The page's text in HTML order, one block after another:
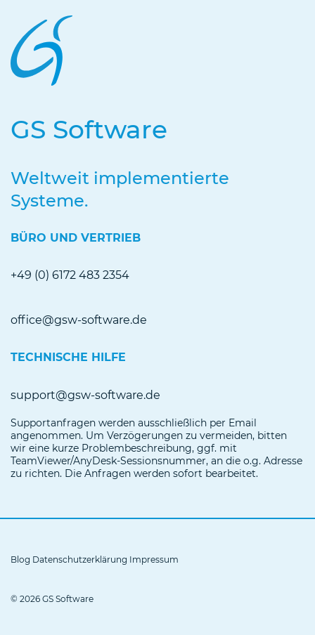
GS Software
Weltweit implementierte
Systeme.
BÜRO UND VERTRIEB
+49 (0) 6172 483 2354
office@gsw-software.de
TECHNISCHE HILFE
support@gsw-software.de
Supportanfragen werden ausschließlich per Email
angenommen. Um Verzögerungen zu vermeiden, bitten
wir eine kurze Problembeschreibung, ggf. mit
TeamViewer/AnyDesk-Sessionsnummer, an die o.g. Adresse
zu richten. Die Anfragen werden sofort bearbeitet.
© 2026 GS Software
Blog Datenschutzerklärung Impressum